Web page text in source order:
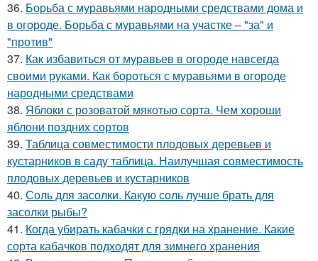
36. Борьба с муравьями народными средствами дома и
в огороде. Борьба с муравьями на участке – "за" и
"против"
37. Как избавиться от муравьев в огороде навсегда
своими руками. Как бороться с муравьями в огороде
народными средствами
38. Яблоки с розоватой мякотью сорта. Чем хороши
яблони поздних сортов
39. Таблица совместимости плодовых деревьев и
кустарников в саду таблица. Наилучшая совместимость
плодовых деревьев и кустарников
40. Соль для засолки. Какую соль лучше брать для
засолки рыбы?
41. Когда убирать кабачки с грядки на хранение. Какие
сорта кабачков подходят для зимнего хранения